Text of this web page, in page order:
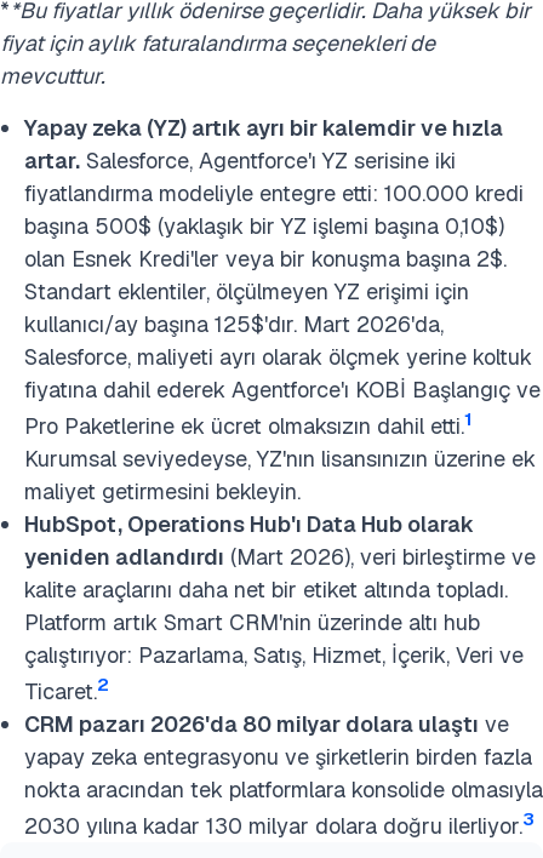
**Bu fiyatlar yıllık ödenirse geçerlidir. Daha yüksek bir
fiyat için aylık faturalandırma seçenekleri de
mevcuttur.
Yapay zeka (YZ) artık ayrı bir kalemdir ve hızla
artar. Salesforce, Agentforce'ı YZ serisine iki
fiyatlandırma modeliyle entegre etti: 100.000 kredi
başına 500$ (yaklaşık bir YZ işlemi başına 0,10$)
olan Esnek Kredi'ler veya bir konuşma başına 2$.
Standart eklentiler, ölçülmeyen YZ erişimi için
kullanıcı/ay başına 125$'dır. Mart 2026'da,
Salesforce, maliyeti ayrı olarak ölçmek yerine koltuk
fiyatına dahil ederek Agentforce'ı KOBİ Başlangıç ve
Pro Paketlerine ek ücret olmaksızın dahil etti.1
Kurumsal seviyedeyse, YZ'nın lisansınızın üzerine ek
maliyet getirmesini bekleyin.
HubSpot, Operations Hub'ı Data Hub olarak
yeniden adlandırdı (Mart 2026), veri birleştirme ve
kalite araçlarını daha net bir etiket altında topladı.
Platform artık Smart CRM'nin üzerinde altı hub
çalıştırıyor: Pazarlama, Satış, Hizmet, İçerik, Veri ve
Ticaret.2
CRM pazarı 2026'da 80 milyar dolara ulaştı ve
yapay zeka entegrasyonu ve şirketlerin birden fazla
nokta aracından tek platformlara konsolide olmasıyla
2030 yılına kadar 130 milyar dolara doğru ilerliyor.3